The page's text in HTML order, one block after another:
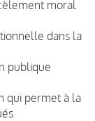
moral
dans la
publique
qui permet à la